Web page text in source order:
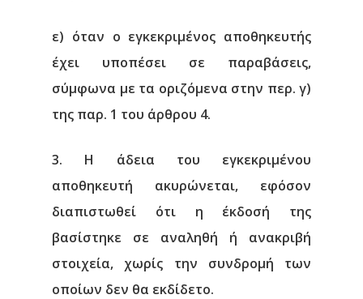
ε) όταν ο εγκεκριμένος αποθηκευτής
έχει υποπέσει σε παραβάσεις,
σύμφωνα με τα οριζόμενα στην περ. γ)
της παρ. 1 του άρθρου 4.
3. Η άδεια του εγκεκριμένου
αποθηκευτή ακυρώνεται, εφόσον
διαπιστωθεί ότι η έκδοσή της
βασίστηκε σε αναληθή ή ανακριβή
στοιχεία, χωρίς την συνδρομή των
οποίων δεν θα εκδίδετο.